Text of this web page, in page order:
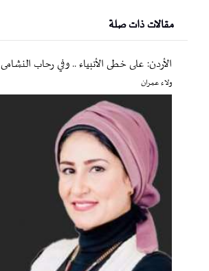
مقالات ذات صلة
الأردن: على خطى الأنبياء .. وفي رحاب النشامى
ولاء عمران